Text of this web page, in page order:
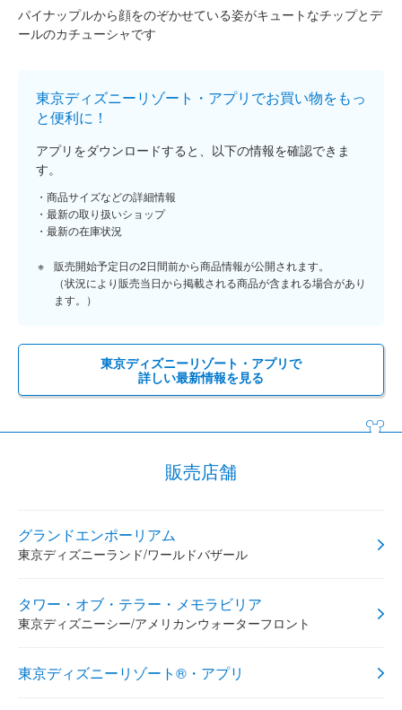
パイナップルから顔をのぞかせている姿がキュートなチップとデ
ールのカチューシャです
東京ディズニーリゾート・アプリでお買い物をもっ
と便利に！
アプリをダウンロードすると、以下の情報を確認できま
す。
商品サイズなどの詳細情報
最新の取り扱いショップ
最新の在庫状況
販売開始予定日の2日間前から商品情報が公開されます。
（状況により販売当日から掲載される商品が含まれる場合があり
ます。）
東京ディズニーリゾート・アプリで
詳しい最新情報を見る
販売店舗
グランドエンポーリアム
東京ディズニーランド/ワールドバザール
タワー・オブ・テラー・メモラビリア
東京ディズニーシー/アメリカンウォーターフロント
東京ディズニーリゾート®・アプリ